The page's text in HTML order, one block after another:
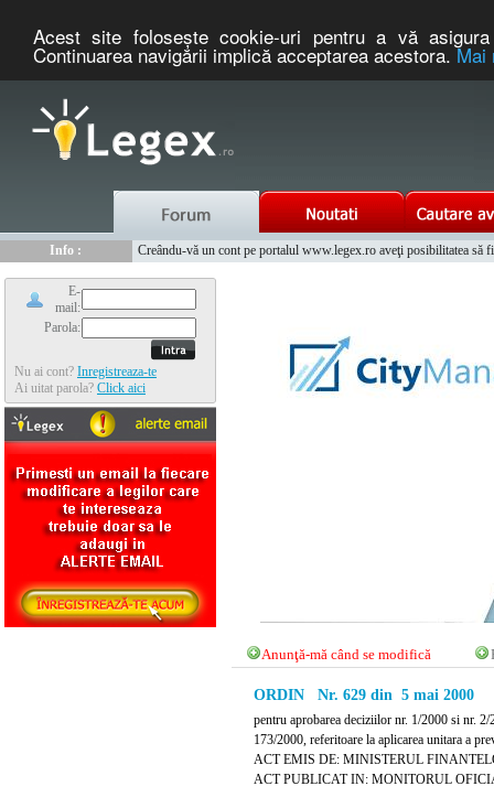
Acest site foloseşte cookie-uri pentru a vă
Continuarea navigării implică acceptarea acestora.Mai
Info :
www.tntauto.ro - Managementul Integrat al Parcului Auto
E-
mail:
Parola:
Nu ai cont? Inregistreaza-te
Ai uitat parola? Click aici
Anunţă-mă când se modifică
ORDIN Nr. 629 din 5 mai 2000
pentru aprobarea deciziilor nr. 1/2000 si nr.
173/2000, referitoare la aplicarea unitara a
ACT EMIS DE: MINISTERUL
ACT PUBLICAT IN: MONITORUL